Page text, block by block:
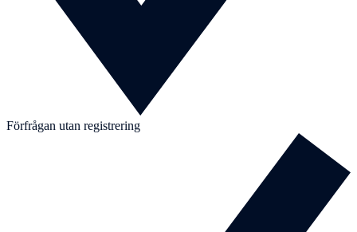
Förfrågan utan registrering